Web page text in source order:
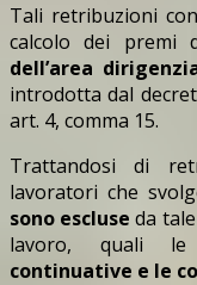
Tali retribuzioni
calcolo dei premi
dell’area
introdotta dal
art. 4, comma 15.
Trattandosi di
lavoratori che
sono escluse da
lavoro, quali
continuative e le